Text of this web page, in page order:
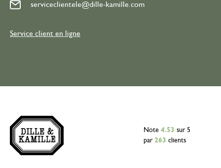
serviceclientele@dille-kamille.com
Service client en ligne
Note 4.53 sur 5
par 263 clients